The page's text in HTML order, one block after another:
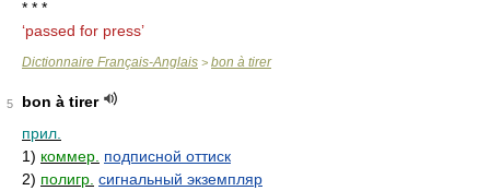
* * *
‘passed for press’
Dictionnaire Français-Anglais > bon à tirer
5
bon à tirer
прил.
1) коммер. подписной оттиск
2) полигр. сигнальный экземпляр